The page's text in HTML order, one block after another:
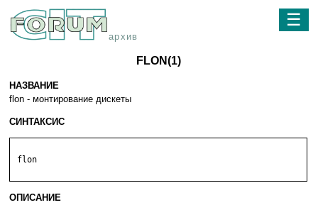
архив
☰
FLON(1)
НАЗВАНИЕ
flon - монтирование дискеты
СИНТАКСИС
flon
ОПИСАНИЕ